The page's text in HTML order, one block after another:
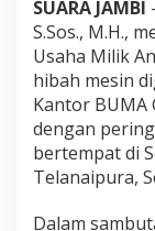
SUARA JAMBI
S.Sos., M.H.,
Usaha Milik
hibah mesin
Kantor BUMA
dengan
bertempat di
Telanaipura,
Dalam